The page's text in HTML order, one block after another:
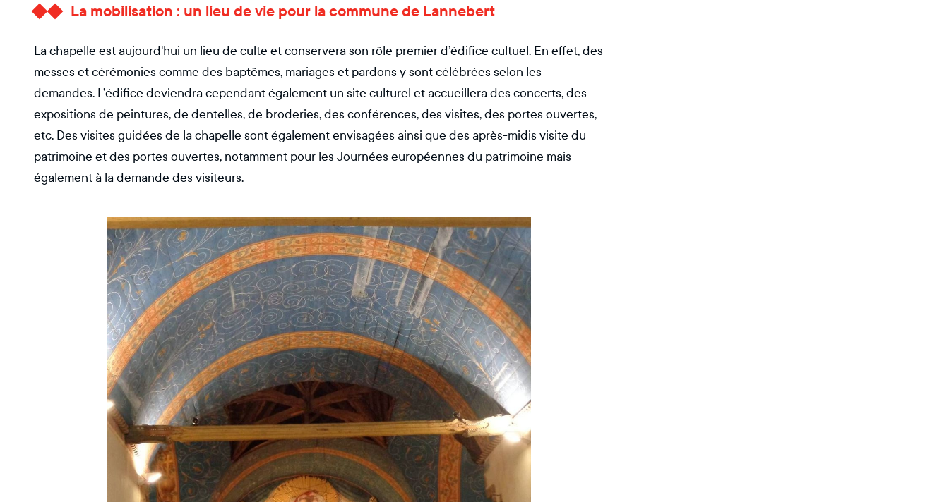
La mobilisation : un lieu de vie pour la commune de Lannebert
La chapelle est aujourd'hui un lieu de culte et conservera son rôle premier d’édifice cultuel. En effet, des
messes et cérémonies comme des baptêmes, mariages et pardons y sont célébrées selon les
demandes. L’édifice deviendra cependant également un site culturel et accueillera des concerts, des
expositions de peintures, de dentelles, de broderies, des conférences, des visites, des portes ouvertes,
etc. Des visites guidées de la chapelle sont également envisagées ainsi que des après-midis visite du
patrimoine et des portes ouvertes, notamment pour les Journées européennes du patrimoine mais
également à la demande des visiteurs.